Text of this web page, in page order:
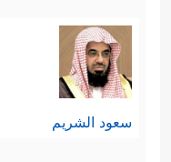
سعود الشريم